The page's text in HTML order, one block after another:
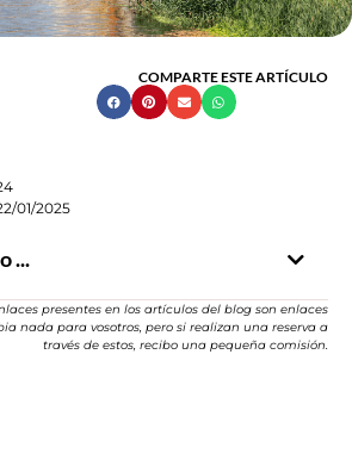
COMPARTE ESTE ARTÍCULO
01/2025
...
presentes en los artículos del blog son enlaces
nada para vosotros, pero si realizan una reserva a
través de estos, recibo una pequeña comisión.